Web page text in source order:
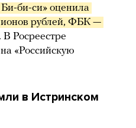
Би-би-си» оценила
рублей, ФБК —
. В Росреестре
«Российскую
в Истринском